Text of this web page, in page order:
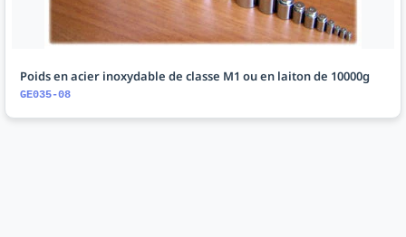
Poids en acier inoxydable de classe M1 ou en laiton de 10000g
GE035-08